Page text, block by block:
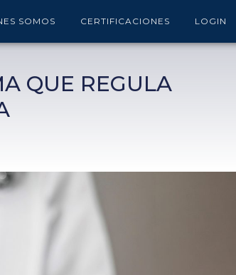
SOMOS CERTIFICACIONES LOGIN
QUE REGULA